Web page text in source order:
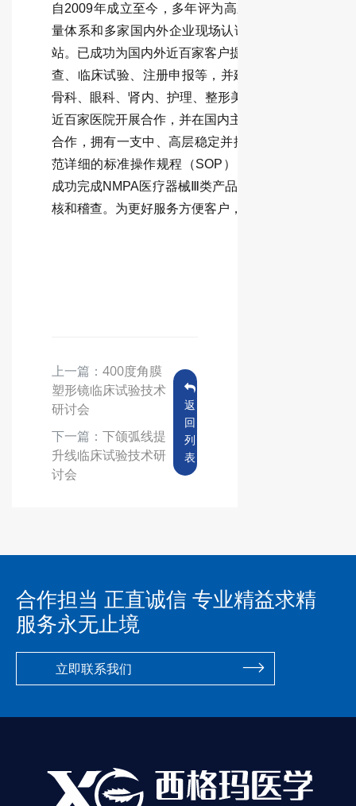
自2009年成立至今，多年评为高新技术企业，江苏
量体系和多家国内外企业现场认证，和苏州大学，
站。已成功为国内外近百家客户提供专业技术服务，
查、临床试验、注册申报等，并建立长期稳定的合
骨科、眼科、肾内、护理、整形美容、IVD、心内科
近百家医院开展合作，并在国内主要省市设立一站式
合作，拥有一支中、高层稳定并按照国际标准（
范详细的标准操作规程（SOP），提供符合NMPA
成功完成NMPA医疗器械Ⅲ类产品临床试验1000余个
核和稽查。为更好服务方便客户，我们特别开设了上
上一篇： 400度角膜
塑形镜临床试验技术
研讨会
下一篇： 下颌弧线提
升线临床试验技术研
讨会
返
回
列
表
合作担当 正直诚信 专业精益求精
服务永无止境
立即联系我们